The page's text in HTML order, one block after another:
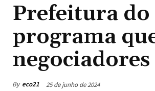
Prefeitura do
programa
By eco21 25 de junho de 2024